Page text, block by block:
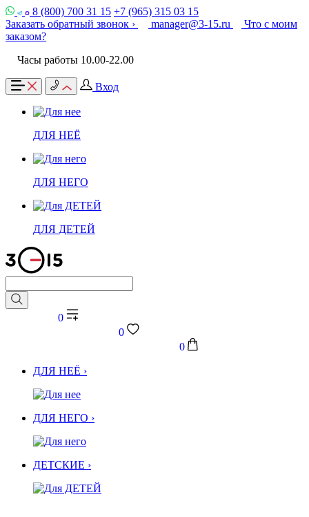
8 (800) 700 31 15 +7 (965) 315 03 15
Заказать обратный звонок ›
manager@3-15.ru
Что с моим
заказом?
Часы работы 10.00-22.00
Вход
ДЛЯ НЕЁ
ДЛЯ НЕГО
ДЛЯ ДЕТЕЙ
0
0
0
ДЛЯ НЕЁ ›
ДЛЯ НЕГО ›
ДЕТСКИЕ ›